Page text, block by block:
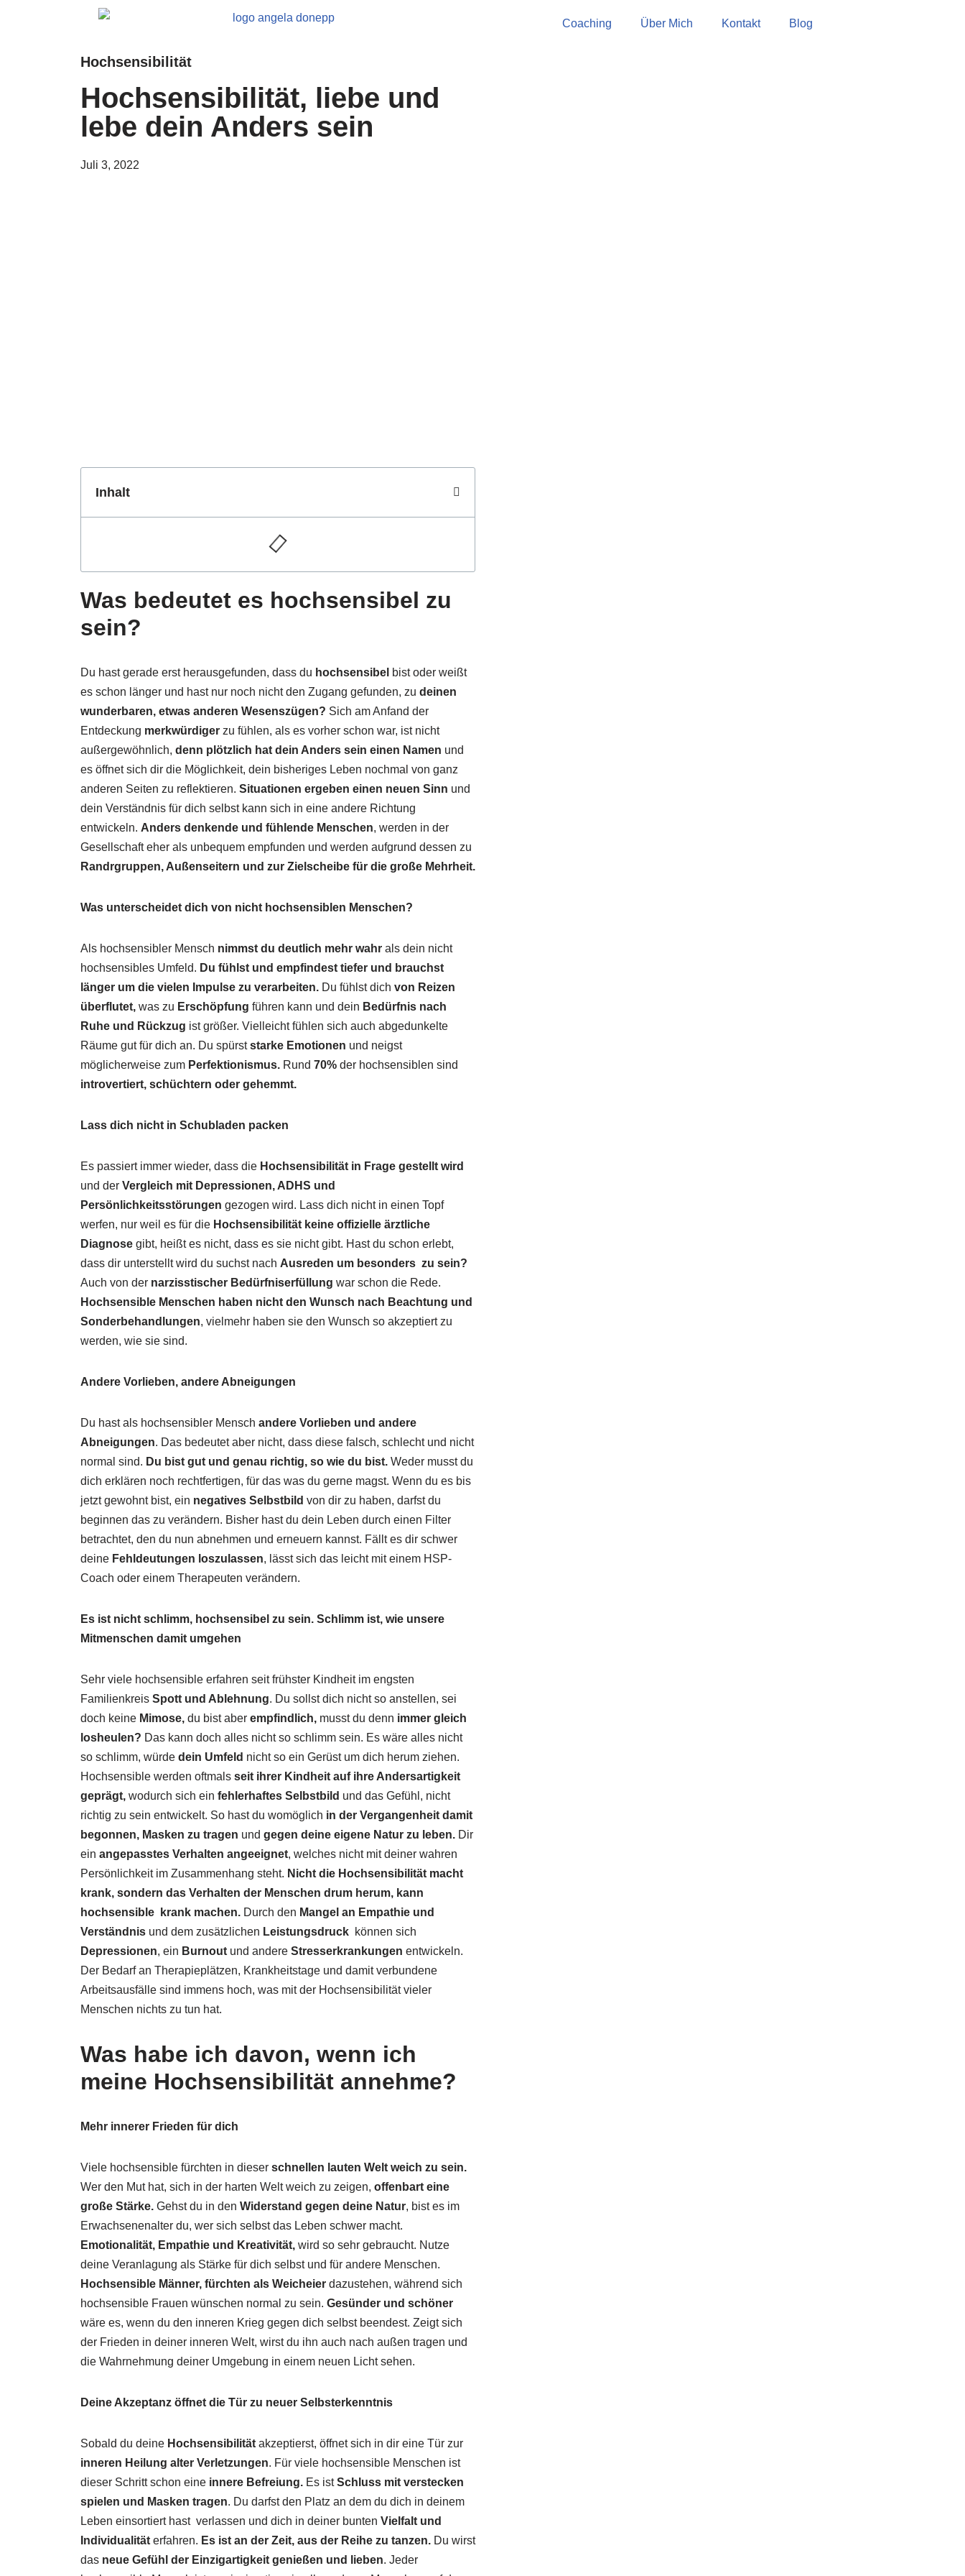
Coaching Über Mich Kontakt Blog
Hochsensibilität
Hochsensibilität, liebe und
lebe dein Anders sein
Juli 3, 2022
Inhalt
Was bedeutet es hochsensibel zu
sein?
Du hast gerade erst herausgefunden, dass du hochsensibel bist oder weißt
es schon länger und hast nur noch nicht den Zugang gefunden, zu deinen
wunderbaren, etwas anderen Wesenszügen? Sich am Anfand der
Entdeckung merkwürdiger zu fühlen, als es vorher schon war, ist nicht
außergewöhnlich, denn plötzlich hat dein Anders sein einen Namen und
es öffnet sich dir die Möglichkeit, dein bisheriges Leben nochmal von ganz
anderen Seiten zu reflektieren. Situationen ergeben einen neuen Sinn und
dein Verständnis für dich selbst kann sich in eine andere Richtung
entwickeln. Anders denkende und fühlende Menschen, werden in der
Gesellschaft eher als unbequem empfunden und werden aufgrund dessen zu
Randrgruppen, Außenseitern und zur Zielscheibe für die große Mehrheit.
Was unterscheidet dich von nicht hochsensiblen Menschen?
Als hochsensibler Mensch nimmst du deutlich mehr wahr als dein nicht
hochsensibles Umfeld. Du fühlst und empfindest tiefer und brauchst
länger um die vielen Impulse zu verarbeiten. Du fühlst dich von Reizen
überflutet, was zu Erschöpfung führen kann und dein Bedürfnis nach
Ruhe und Rückzug ist größer. Vielleicht fühlen sich auch abgedunkelte
Räume gut für dich an. Du spürststarke Emotionen und neigst
möglicherweise zum Perfektionismus. Rund 70% der hochsensiblen sind
introvertiert, schüchtern oder gehemmt.
Lass dich nicht in Schubladen packen
Es passiert immer wieder, dass die Hochsensibilität in Frage gestellt wird
und der Vergleich mit Depressionen, ADHS und
Persönlichkeitsstörungen gezogen wird. Lass dich nicht in einen Topf
werfen, nur weil es für die Hochsensibilität keine offizielle ärztliche
Diagnose gibt, heißt es nicht, dass es sie nicht gibt. Hast du schon erlebt,
dass dir unterstellt wird du suchst nach Ausreden um besonders zu sein?
Auch von der narzisstischer Bedürfniserfüllung war schon die Rede.
Hochsensible Menschen haben nicht den Wunsch nach Beachtung und
Sonderbehandlungen, vielmehr haben sie den Wunsch so akzeptiert zu
werden, wie sie sind.
Andere Vorlieben, andere Abneigungen
Du hast als hochsensibler Mensch andere Vorlieben und andere
Abneigungen. Das bedeutet aber nicht, dass diese falsch, schlecht und nicht
normal sind. Du bist gut und genau richtig, so wie du bist. Weder musst du
dich erklären noch rechtfertigen, für das was du gerne magst. Wenn du es bis
jetzt gewohnt bist, ein negatives Selbstbild von dir zu haben, darfst du
beginnen das zu verändern. Bisher hast du dein Leben durch einen Filter
betrachtet, den du nun abnehmen und erneuern kannst. Fällt es dir schwer
deine Fehldeutungen loszulassen, lässt sich das leicht mit einem HSP-
Coach oder einem Therapeuten verändern.
Es ist nicht schlimm, hochsensibel zu sein. Schlimm ist, wie unsere
Mitmenschen damit umgehen
Sehr viele hochsensible erfahren seit frühster Kindheit im engsten
Familienkreis Spott und Ablehnung. Du sollst dich nicht so anstellen, sei
doch keine Mimose, du bist aber empfindlich, musst du denn immer gleich
losheulen? Das kann doch alles nicht so schlimm sein. Es wäre alles nicht
so schlimm, würde dein Umfeld nicht so ein Gerüst um dich herum ziehen.
Hochsensible werden oftmals seit ihrer Kindheit auf ihre Andersartigkeit
geprägt, wodurch sich ein fehlerhaftes Selbstbild und das Gefühl, nicht
richtig zu sein entwickelt. So hast du womöglich in der Vergangenheit damit
begonnen, Masken zu tragen und gegen deine eigene Natur zu leben. Dir
ein angepasstes Verhalten angeeignet, welches nicht mit deiner wahren
Persönlichkeit im Zusammenhang steht. Nicht die Hochsensibilität macht
krank, sondern das Verhalten der Menschen drum herum, kann
hochsensible krank machen. Durch den Mangel an Empathie und
Verständnis und dem zusätzlichen Leistungsdruck können sich
Depressionen, ein Burnout und andere Stresserkrankungen entwickeln.
Der Bedarf an Therapieplätzen, Krankheitstage und damit verbundene
Arbeitsausfälle sind immens hoch, was mit der Hochsensibilität vieler
Menschen nichts zu tun hat.
Was habe ich davon, wenn ich
meine Hochsensibilität annehme?
Mehr innerer Frieden für dich
Viele hochsensible fürchten in dieser schnellen lauten Welt weich zu sein.
Wer den Mut hat, sich in der harten Welt weich zu zeigen, offenbart eine
große Stärke. Gehst du in den Widerstand gegen deine Natur, bist es im
Erwachsenenalter du, wer sich selbst das Leben schwer macht.
Emotionalität, Empathie und Kreativität, wird so sehr gebraucht. Nutze
deine Veranlagung als Stärke für dich selbst und für andere Menschen.
Hochsensible Männer, fürchten als Weicheier dazustehen, während sich
hochsensible Frauen wünschen normal zu sein. Gesünder und schöner
wäre es, wenn du den inneren Krieg gegen dich selbst beendest. Zeigt sich
der Frieden in deiner inneren Welt, wirst du ihn auch nach außen tragen und
die Wahrnehmung deiner Umgebung in einem neuen Licht sehen.
Deine Akzeptanz öffnet die Tür zu neuer Selbsterkenntnis
Sobald du deine Hochsensibilität akzeptierst, öffnet sich in dir eine Tür zur
inneren Heilung alter Verletzungen. Für viele hochsensible Menschen ist
dieser Schritt schon eine innere Befreiung. Es istSchluss mit verstecken
spielen und Masken tragen. Du darfst den Platz an dem du dich in deinem
Leben einsortiert hast verlassen und dich in deiner bunten Vielfalt und
Individualität erfahren. Es ist an der Zeit, aus der Reihe zu tanzen. Du wirst
das neue Gefühl der Einzigartigkeit genießen und lieben. Jeder